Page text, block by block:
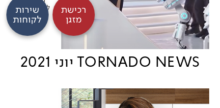
TORNADO NEWS יוני 2021
רכישת
מזגן
שירות
לקוחות